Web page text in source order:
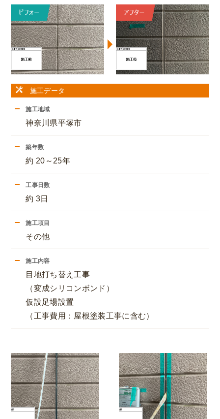
施工データ
施工地域
神奈川県平塚市
築年数
約 20～25年
工事日数
約 3日
施工項目
その他
施工内容
目地打ち替え工事
（変成シリコンボンド）
仮設足場設置
（工事費用：屋根塗装工事に含む）